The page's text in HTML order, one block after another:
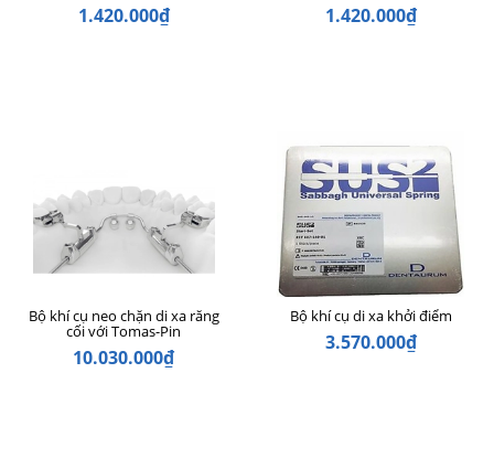
1.420.000₫ 1.420.000₫
Bộ khí cụ neo chặn di xa răng
cối với Tomas-Pin
10.030.000₫
Bộ khí cụ di xa khởi điểm
3.570.000₫